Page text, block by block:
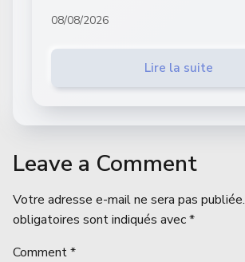
08/08/2026
Lire la suite
Leave a Comment
Votre adresse e-mail ne sera pas publiée.
obligatoires sont indiqués avec*
Comment*